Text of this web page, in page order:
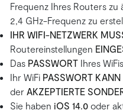
Frequenz Ihres Routers
2,4 GHz-Frequenz zu
IHR WIFI-NETZWERK
Routereinstellungen
Das PASSWORT Ihres
Ihr WiFi PASSWORT
der AKZEPTIERTE
Sie haben iOS 14.0 oder